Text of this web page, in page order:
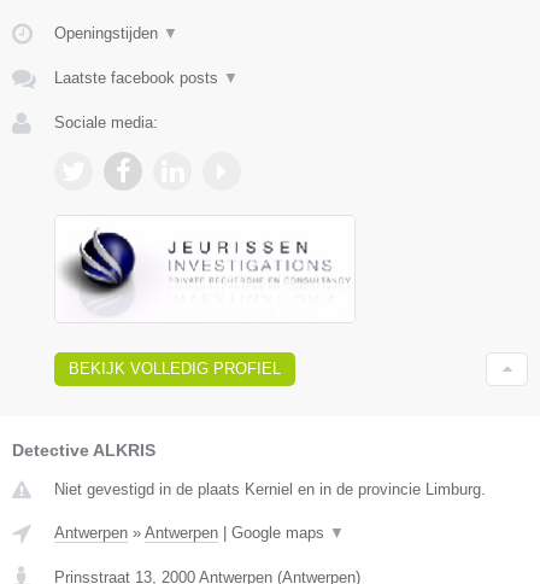
Openingstijden ▼
Laatste facebook posts ▼
Sociale media:
BEKIJK VOLLEDIG PROFIEL
Detective ALKRIS
Niet gevestigd in de plaats Kerniel en in de provincie Limburg.
Antwerpen » Antwerpen Google maps ▼
Prinsstraat 13 2000 Antwerpen (Antwerpen)